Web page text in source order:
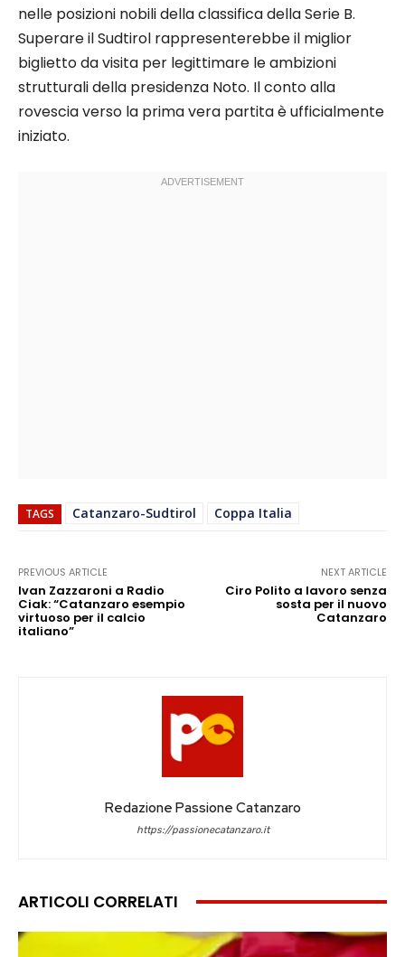
nelle posizioni nobili della classifica della Serie B.
Superare il Sudtirol rappresenterebbe il miglior
biglietto da visita per legittimare le ambizioni
strutturali della presidenza Noto. Il conto alla
rovescia verso la prima vera partita è ufficialmente
iniziato.
TAGS Catanzaro-Sudtirol Coppa Italia
PREVIOUS ARTICLE
Ivan Zazzaroni a Radio
Ciak: “Catanzaro esempio
virtuoso per il calcio
italiano”
NEXT ARTICLE
Ciro Polito a lavoro senza
sosta per il nuovo
Catanzaro
Redazione Passione Catanzaro
https://passionecatanzaro.it
ARTICOLI CORRELATI